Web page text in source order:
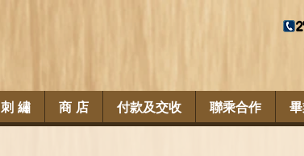
刺 繡 商 店 付款及交收 聯乘合作